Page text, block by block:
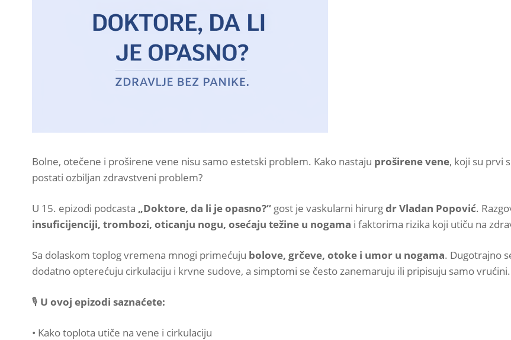
Bolne, otečene i proširene vene nisu samo estetski problem. Kako nastaju proširene vene, koji su prvi
postati ozbiljan zdravstveni problem?
U 15. epizodi podcasta „Doktore, da li je opasno?“gost je vaskularni hirurgdr Vladan Popović.
insuficijenciji, trombozi, oticanju nogu, osećaju težine u nogama i faktorima rizika koji utiču na
Sa dolaskom toplog vremena mnogi primećuju bolove, grčeve, otoke i umor u nogama. Dugotrajno
dodatno opterećuju cirkulaciju i krvne sudove, a simptomi se često zanemaruju ili pripisuju samo vrućini.
🎙️ U ovoj epizodi saznaćete:
• Kako toplota utiče na vene i cirkulaciju